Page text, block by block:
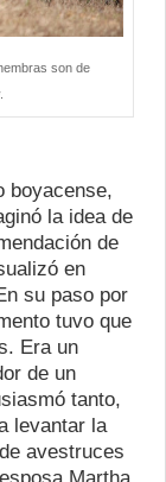
son de
boyacense,
la idea de
de
en
su paso por
tuvo que
Era un
de un
tanto,
levantar la
avestruces
Martha